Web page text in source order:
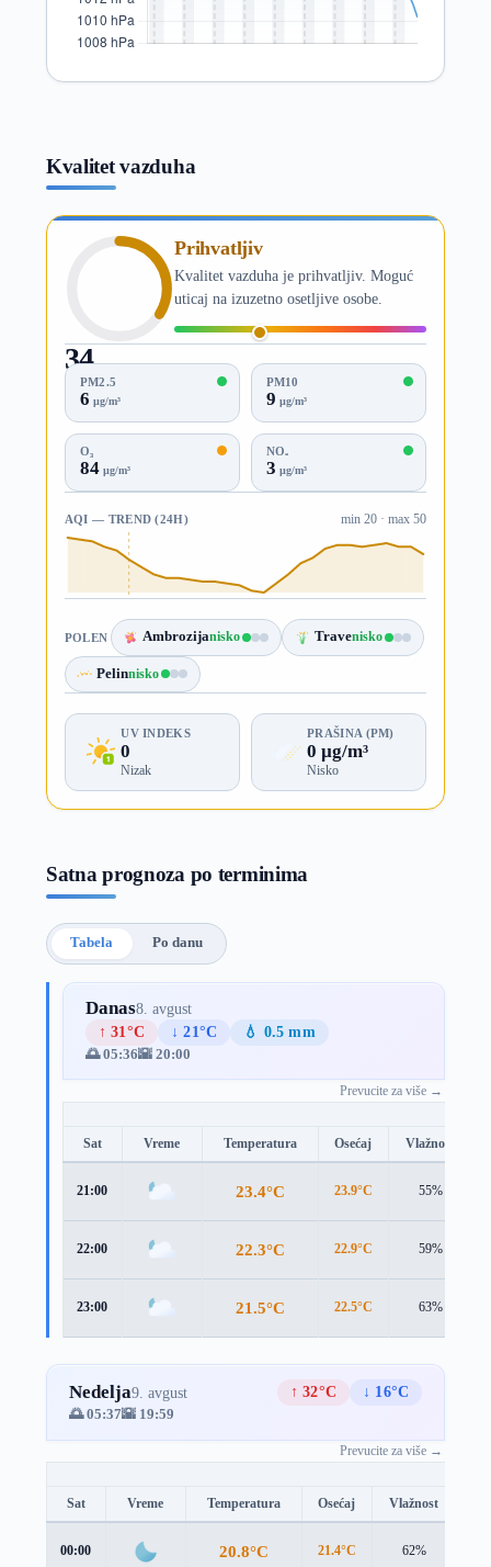
Kvalitet vazduha
34
AQI
Prihvatljiv
Kvalitet vazduha je prihvatljiv. Moguć
uticaj na izuzetno osetljive osobe.
PM2.5
6 µg/m³
PM10
9 µg/m³
O₃
84µg/m³
NO₂
3 µg/m³
AQI — TREND (24H) min 20 · max 50
POLEN Ambrozijanisko Travenisko
Pelinnisko
UV INDEKS
0
Nizak
PRAŠINA (PM)
0 µg/m³
Nisko
Satna prognoza po terminima
Tabela Po danu
Danas8. avgust
↑ 31°C
↓ 21°C
💧 0.5 mm
🌅 05:36🌇 20:00
Prevucite za više →
Sat Vreme Temperatura Osećaj Vlažnost
21:00 23.4°C 23.9°C 55%
22:00 22.3°C 22.9°C 59%
23:00 21.5°C 22.5°C 63%
Nedelja9. avgust ↑ 32°C
↓ 16°C
🌅 05:37🌇 19:59
Prevucite za više →
Sat Vreme Temperatura Osećaj Vlažnost
00:00 20.8°C 21.4°C 62%